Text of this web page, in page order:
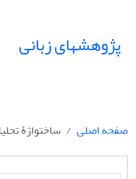
پژوهشهای زبانی
صفحه اصلی ساختواژۀ